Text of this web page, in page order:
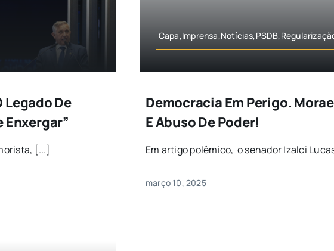
Legado De
Enxergar”
[...]
Democracia Em Perigo.
E Abuso De Poder!
Em artigo polêmico, o senador Izalci
março 10, 2025